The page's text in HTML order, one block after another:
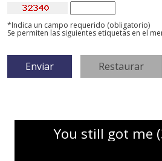
*Indica un campo requerido (obligatorio)
Se permiten las siguientes etiquetas en el
You still got me